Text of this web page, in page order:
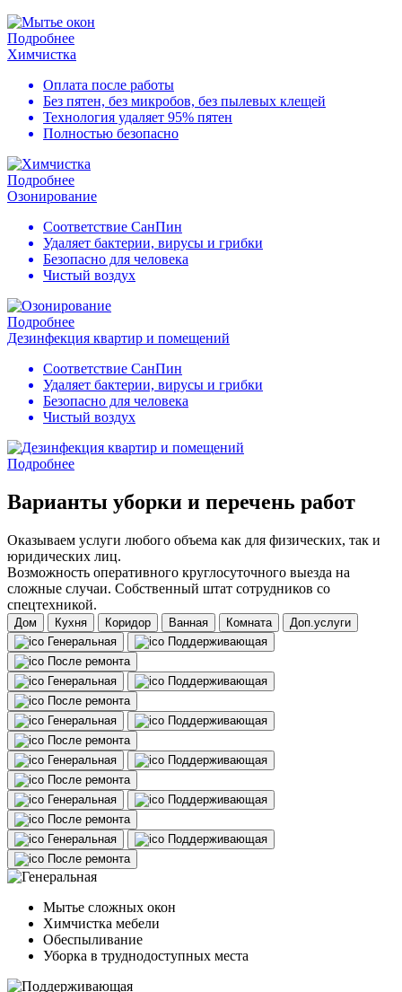
Подробнее
Химчистка
Оплата после работы
Без пятен, без микробов, без пылевых клещей
Технология удаляет 95% пятен
Полностью безопасно
Подробнее
Озонирование
Соответствие СанПин
Удаляет бактерии, вирусы и грибки
Безопасно для человека
Чистый воздух
Подробнее
Дезинфекция квартир и помещений
Соответствие СанПин
Удаляет бактерии, вирусы и грибки
Безопасно для человека
Чистый воздух
Подробнее
Варианты уборки и перечень работ
Оказываем услуги любого объема как для физических, так и
юридических лиц.
Возможность оперативного круглосуточного выезда на
сложные случаи. Собственный штат сотрудников со
спецтехникой.
Дом Кухня Коридор Ванная Комната
Доп.услуги
Генеральная
Поддерживающая
После ремонта
Генеральная
Поддерживающая
После ремонта
Генеральная
Поддерживающая
После ремонта
Генеральная
Поддерживающая
После ремонта
Генеральная
Поддерживающая
После ремонта
Генеральная
Поддерживающая
После ремонта
Мытье сложных окон
Химчистка мебели
Обеспыливание
Уборка в труднодоступных места